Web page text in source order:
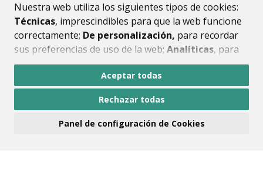
Nuestra web utiliza los siguientes tipos de cookies:
Técnicas, imprescindibles para que la web funcione
correctamente; De personalización, para recordar
sus preferencias de uso de la web; Analíticas, para
mejorar el funcionamiento de la web y sus servicios.
Si acepta pulsando el botón“Aceptar todas”
consideramos que acepta su uso. Si pulsa el botón
ninguna acción, se guardarán las cookies técnicas
Aceptar todas
Rechazar todas
Panel de configuración de Cookies